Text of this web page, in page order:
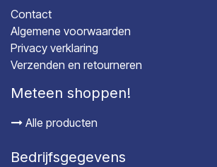
Contact
Algemene voorwaarden
Privacy verklaring
Verzenden en retourneren
Meteen shoppen!
Alle producten
Bedrijfsgegevens